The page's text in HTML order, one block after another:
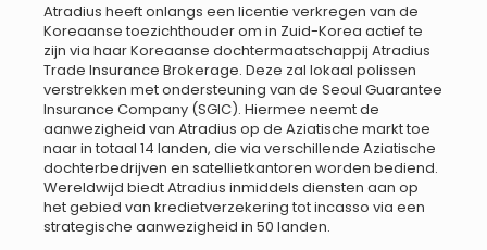
Atradius heeft onlangs een licentie verkregen van de
Koreaanse toezichthouder om in Zuid-Korea actief te
zijn via haar Koreaanse dochtermaatschappij Atradius
Trade Insurance Brokerage. Deze zal lokaal polissen
verstrekken met ondersteuning van de Seoul Guarantee
Insurance Company (SGIC). Hiermee neemt de
aanwezigheid van Atradius op de Aziatische markt toe
naar in totaal 14 landen, die via verschillende Aziatische
dochterbedrijven en satellietkantoren worden bediend.
Wereldwijd biedt Atradius inmiddels diensten aan op
het gebied van kredietverzekering tot incasso via een
strategische aanwezigheid in 50 landen.